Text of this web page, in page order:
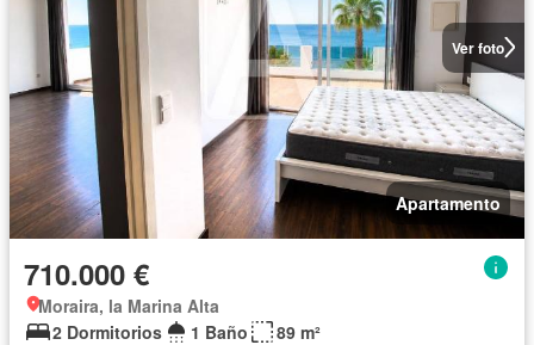
Ver foto
Apartamento
710.000 €
Moraira, la Marina Alta
2 Dormitorios
1 Baño
89 m²